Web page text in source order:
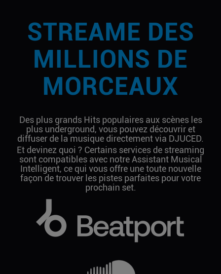
STREAME DES
MILLIONS DE
MORCEAUX
Des plus grands Hits populaires aux scènes les
plus underground, vous pouvez découvrir et
diffuser de la musique directement via DJUCED.
Et devinez quoi ? Certains services de streaming
sont compatibles avec notre Assistant Musical
Intelligent, ce qui vous offre une toute nouvelle
façon de trouver les pistes parfaites pour votre
prochain set.